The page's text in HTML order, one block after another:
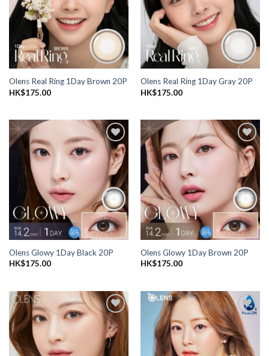
單
Olens Real Ring 1Day Brown 20P
HK$175.00
單
Olens Real Ring 1Day Gray 20P
HK$175.00
添加
到喜
愛清
單
Olens Glowy 1Day Black 20P
HK$175.00
添加
到喜
愛清
單
Olens Glowy 1Day Brown 20P
HK$175.00
添加
到喜
愛清
單
添加
到喜
愛清
單